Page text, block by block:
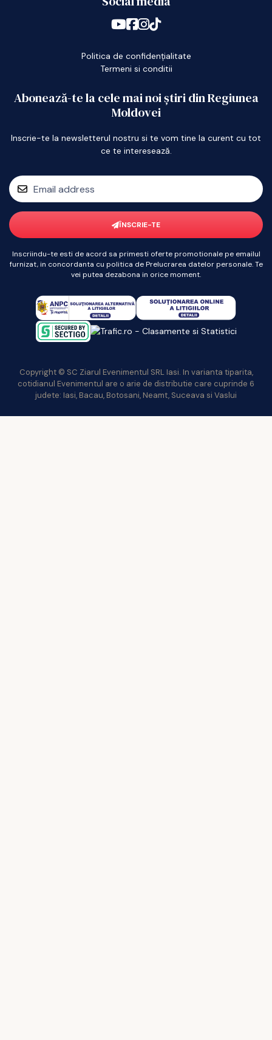
Politica de confidențialitate
Termeni si conditii
Abonează-te la cele mai noi știri din Regiunea
Moldovei
Inscrie-te la newsletterul nostru si te vom tine la curent cu tot
ce te interesează.
ÎNSCRIE-TE
Inscriindu-te esti de acord sa primesti oferte promotionale pe emailul
furnizat, in concordanta cu politica de Prelucrarea datelor personale. Te
vei putea dezabona in orice moment.
Copyright © SC Ziarul Evenimentul SRL Iasi. In varianta tiparita,
cotidianul Evenimentul are o arie de distributie care cuprinde 6
judete: Iasi, Bacau, Botosani, Neamt, Suceava si Vaslui